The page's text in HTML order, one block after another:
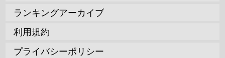
ランキングアーカイブ
利用規約
プライバシーポリシー